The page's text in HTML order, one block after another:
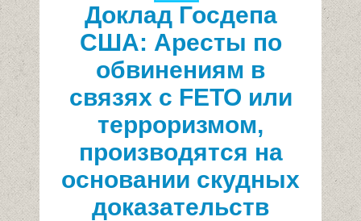
Доклад Госдепа
США: Аресты по
обвинениям в
связях с FETO или
терроризмом,
производятся на
основании скудных
доказательств